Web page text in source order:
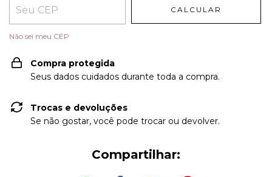
CALCULAR
Não sei meu CEP
Compra protegida
Seus dados cuidados durante toda a compra.
Trocas e devoluções
Se não gostar, você pode trocar ou devolver.
Compartilhar: